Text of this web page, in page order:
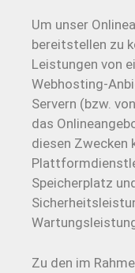
Um unser
bereitstellen zu
Leistungen von
Webhosting-
Servern (bzw.
das
diesen Zwecken
Speicherplatz
Zu den im